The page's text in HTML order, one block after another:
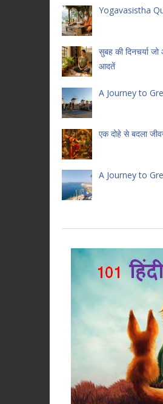
Yogavasistha
सुबह की दिनचर्या
आदतें
A Journey to
एक दोहे से बदला
A Journey to